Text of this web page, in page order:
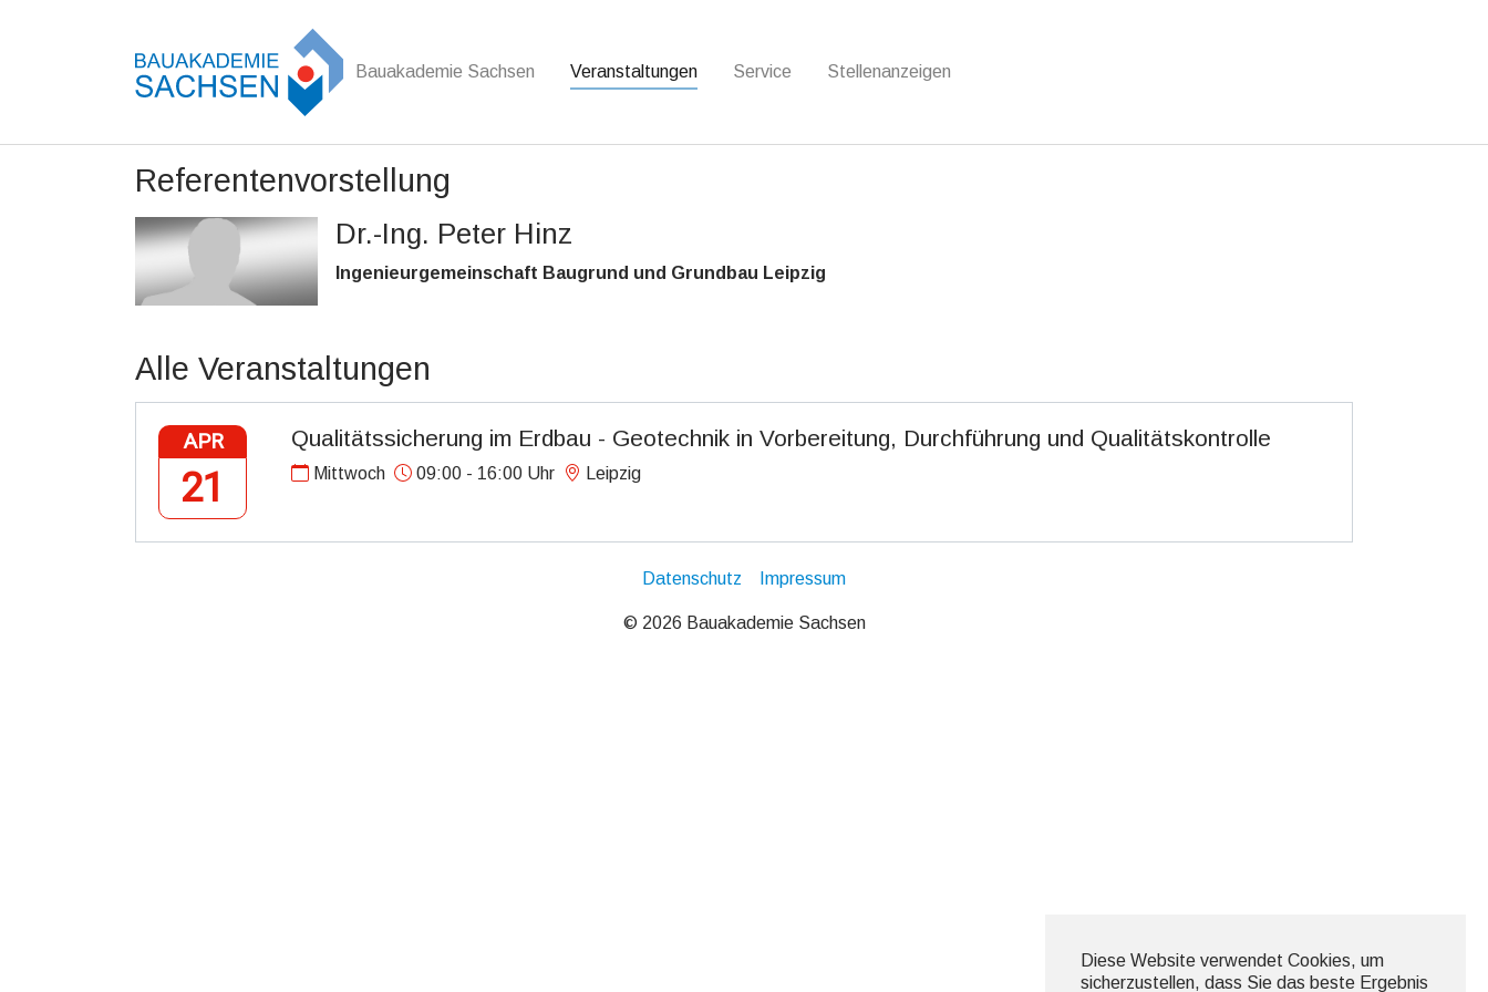
Diese Website verwendet Cookies, um
sicherzustellen, dass Sie das beste Ergebnis
Bauakademie Sachsen Veranstaltungen Service Stellenanzeigen
Referentenvorstellung
Dr.-Ing. Peter Hinz
Ingenieurgemeinschaft Baugrund und Grundbau Leipzig
Alle Veranstaltungen
APR
21
Qualitätssicherung im Erdbau - Geotechnik in Vorbereitung, Durchführung und Qualitätskontrolle
Mittwoch 09:00 - 16:00 Uhr Leipzig
Datenschutz Impressum
© 2026 Bauakademie Sachsen